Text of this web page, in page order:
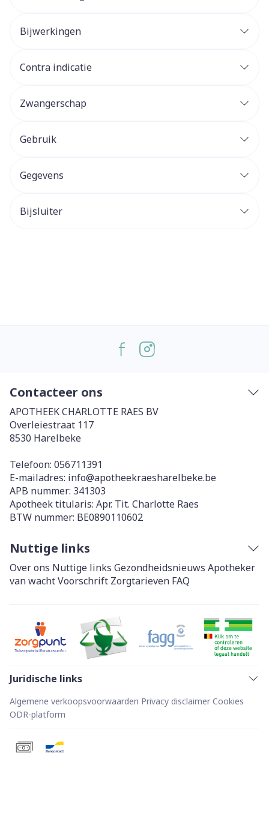
Bijwerkingen
Contra indicatie
Zwangerschap
Gebruik
Gegevens
Bijsluiter
Contacteer ons
APOTHEEK CHARLOTTE RAES BV
Overleiestraat 117
8530 Harelbeke
Telefoon: 056711391
E-mailadres: info@apotheekraesharelbeke.be
APB nummer: 341303
Apotheek titularis: Apr. Tit. Charlotte Raes
BTW nummer: BE0890110602
Nuttige links
Over ons Nuttige links Gezondheidsnieuws Apotheker
van wachtVoorschrift Zorgtarieven FAQ
Juridische links
Algemene verkoopsvoorwaarden Privacy disclaimer Cookies
ODR-platform